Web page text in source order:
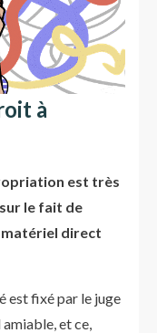
à
est très
le fait de
direct
est fixé par le juge
et ce,